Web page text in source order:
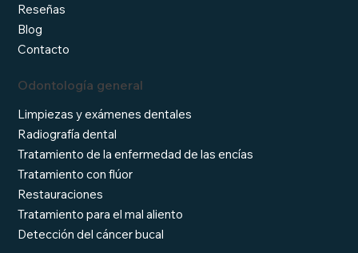
Reseñas
Blog
Contacto
Odontología general
Limpiezas y exámenes dentales
Radiografía dental
Tratamiento de la enfermedad de las encías
Tratamiento con flúor
Restauraciones
Tratamiento para el mal aliento
Detección del cáncer bucal